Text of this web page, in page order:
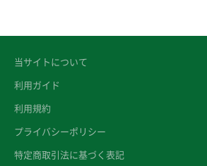
当サイトについて
利用ガイド
利用規約
プライバシーポリシー
特定商取引法に基づく表記